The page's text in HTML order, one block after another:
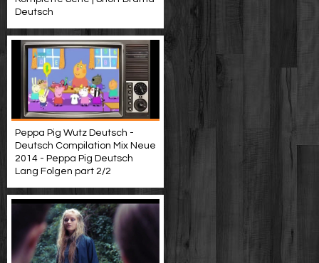
Deutsch
Peppa Pig Wutz Deutsch -
Deutsch Compilation Mix Neue
2014 - Peppa Pig Deutsch
Lang Folgen part 2/2